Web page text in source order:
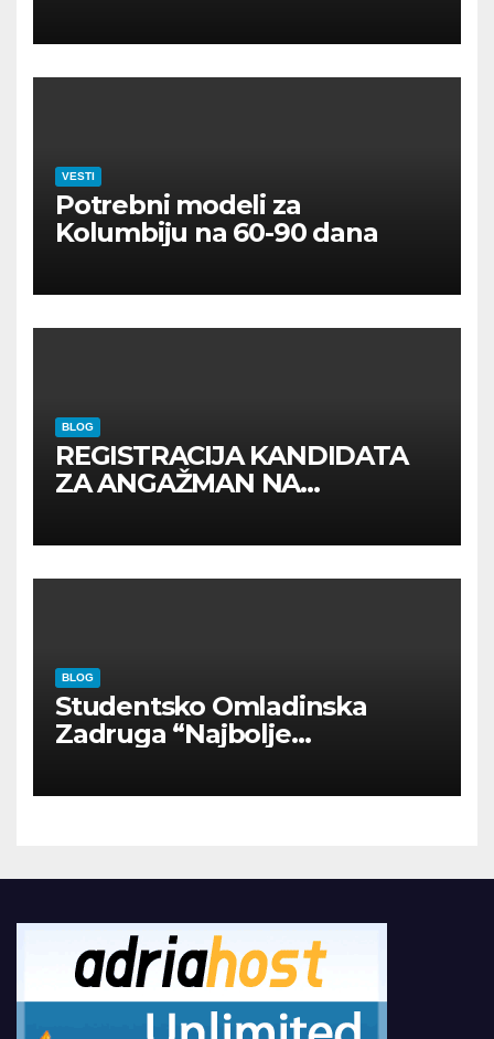
VESTI
Potrebni modeli za
Kolumbiju na 60-90 dana
BLOG
REGISTRACIJA KANDIDATA
ZA ANGAŽMAN NA
BLOG
Studentsko Omladinska
Zadruga “Najbolje